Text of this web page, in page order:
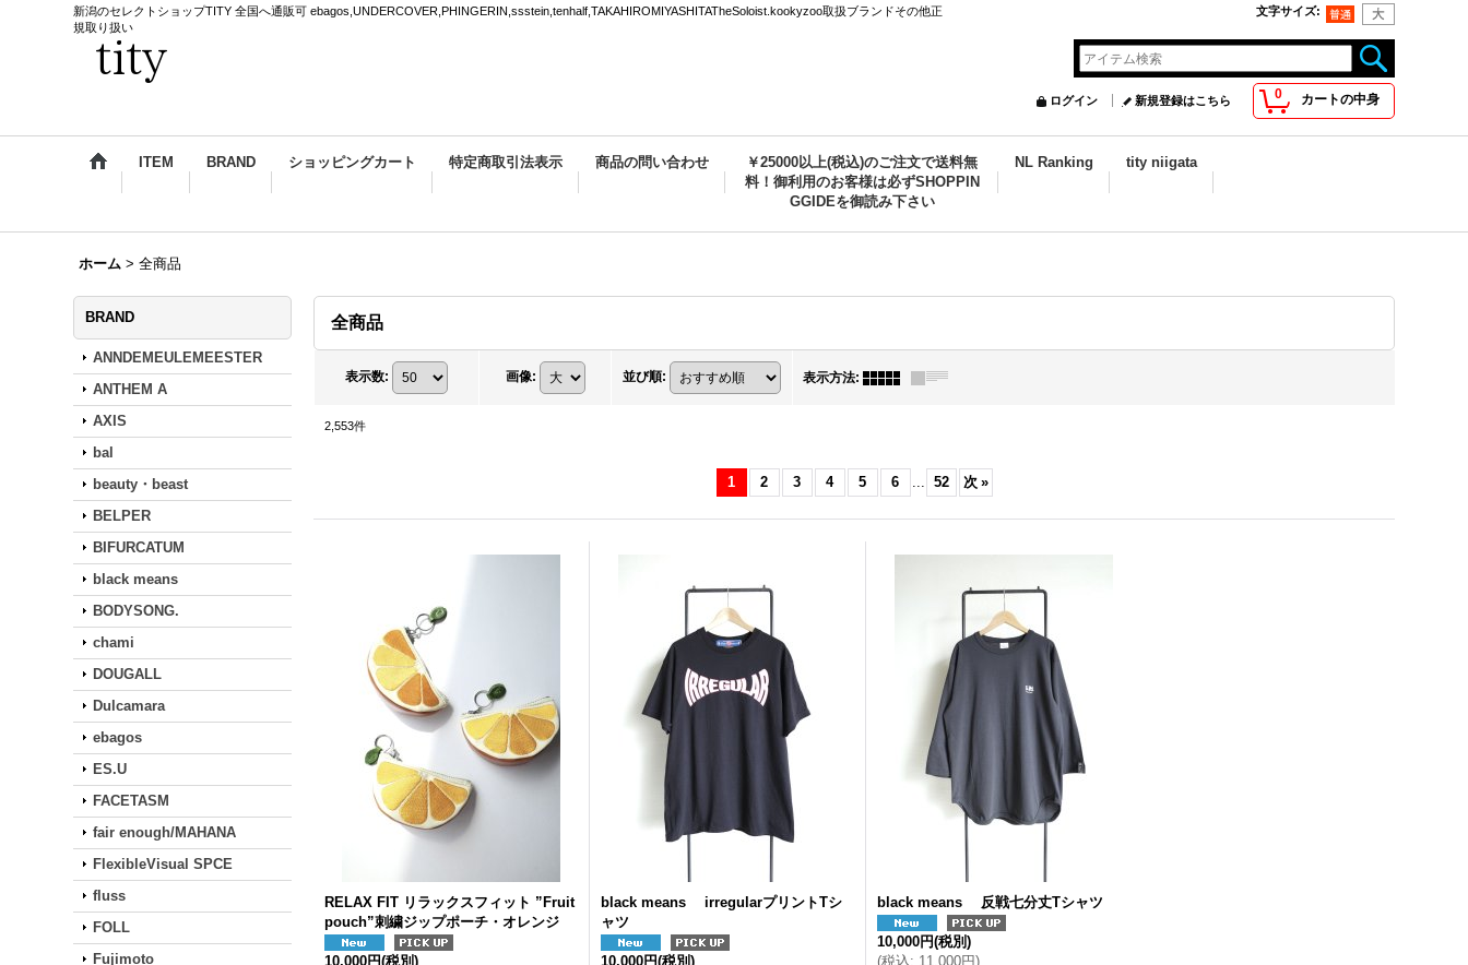
新潟のセレクトショップTITY 全国へ通販可 ebagos,UNDERCOVER,PHINGERIN,ssstein,tenhalf,TAKAHIROMIYASHITATheSoloist.kookyzoo取扱ブランドその他正
規取り扱い
文字サイズ:
0 カートの中身
ログイン 新規登録はこちら
ITEM BRAND ショッピングカート 特定商取引法表示 商品の問い合わせ
￥25000以上(税込)のご注文で送料無
料！御利用のお客様は必ずSHOPPIN
GGIDEを御読み下さい
NL Ranking tity niigata
ホーム > 全商品
BRAND
ANNDEMEULEMEESTER
ANTHEM A
AXIS
bal
beauty・beast
BELPER
BIFURCATUM
black means
BODYSONG.
chami
DOUGALL
Dulcamara
ebagos
ES.U
FACETASM
fair enough/MAHANA
FlexibleVisual SPCE
fluss
FOLL
Fujimoto
全商品
表示数: 画像: 並び順: 表示方法:
2,553件
1 2 3 4 5 6 ... 52 次 »
RELAX FIT リラックスフィット ”Fruit
pouch”刺繍ジップポーチ・オレンジ
10,000円(税別)
black means irregularプリントTシ
ャツ
10,000円(税別)
black means 反戦七分丈Tシャツ
10,000円(税別)
(税込: 11,000円)